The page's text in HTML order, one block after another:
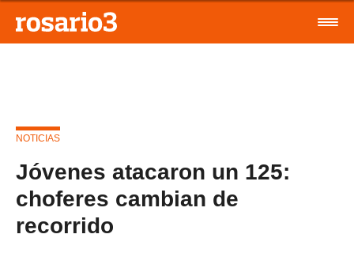
NOTICIAS
Jóvenes atacaron un 125:
choferes cambian de
recorrido